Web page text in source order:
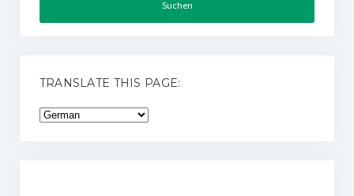
TRANSLATE THIS PAGE: